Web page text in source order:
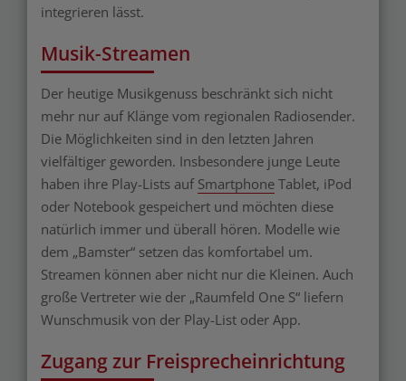
integrieren lässt.
Musik-Streamen
Der heutige Musikgenuss beschränkt sich nicht
mehr nur auf Klänge vom regionalen Radiosender.
Die Möglichkeiten sind in den letzten Jahren
vielfältiger geworden. Insbesondere junge Leute
haben ihre Play-Lists auf Smartphone Tablet, iPod
oder Notebook gespeichert und möchten diese
natürlich immer und überall hören. Modelle wie
dem „Bamster“ setzen das komfortabel um.
Streamen können aber nicht nur die Kleinen. Auch
große Vertreter wie der „Raumfeld One S“ liefern
Wunschmusik von der Play-List oder App.
Zugang zur Freisprecheinrichtung